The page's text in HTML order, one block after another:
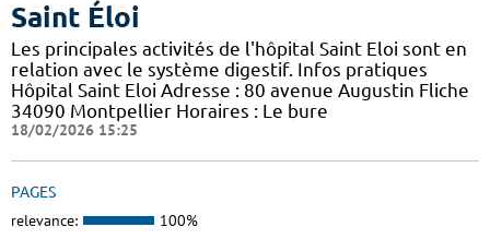
Saint Éloi
Les principales activités de l'hôpital Saint Eloi sont en
relation avec le système digestif. Infos pratiques
Hôpital Saint Eloi Adresse : 80 avenue Augustin Fliche
34090 Montpellier Horaires : Le bure
18/02/2026 15:25
PAGES
relevance: 100%